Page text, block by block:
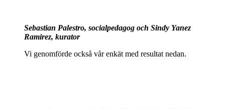
Sebastian Palestro, socialpedagog och Sindy Yanez
Ramirez, kurator
Vi genomförde också vår enkät med resultat nedan.